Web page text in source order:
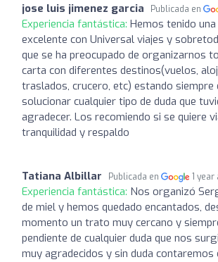
jose luis jimenez garcia Publicada en
Experiencia fantástica: Hemos tenido
excelente con Universal viajes y
que se ha preocupado de organizarnos
carta con diferentes destinos(vuelos,
traslados, crucero, etc) estando siempre
solucionar cualquier tipo de duda que
agradecer. Los recomiendo si se quiere
tranquilidad y respaldo
Tatiana Albillar Publicada en 1 year
Experiencia fantástica: Nos organizó
de miel y hemos quedado encantados,
momento un trato muy cercano y
pendiente de cualquier duda que nos
muy agradecidos y sin duda contaremos